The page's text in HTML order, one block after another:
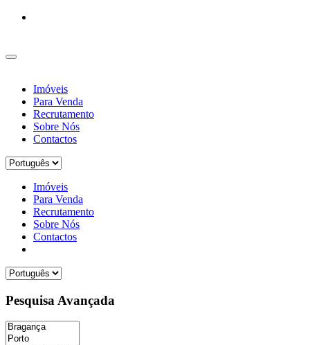
Imóveis
Para Venda
Recrutamento
Sobre Nós
Contactos
Imóveis
Para Venda
Recrutamento
Sobre Nós
Contactos
Pesquisa Avançada